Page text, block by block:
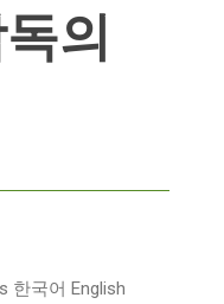
의
한국어 English